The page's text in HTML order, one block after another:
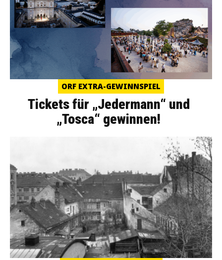
ORF EXTRA-GEWINNSPIEL
Tickets für „Jedermann“ und
„Tosca“ gewinnen!